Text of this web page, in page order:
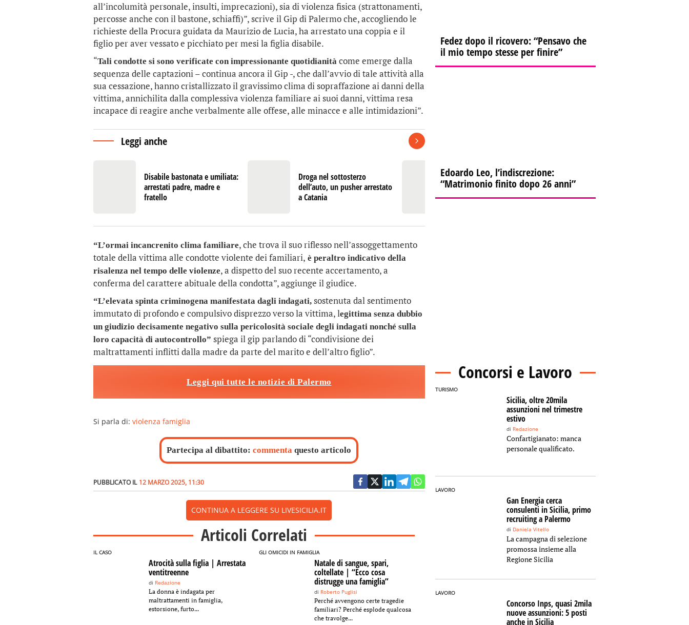
all’incolumità personale, insulti, imprecazioni), sia di violenza fisica (strattonamenti,
percosse anche con il bastone, schiaffi)”, scrive il Gip di Palermo che, accogliendo le
richieste della Procura guidata da Maurizio de Lucia, ha arrestato una coppia e il
figlio per aver vessato e picchiato per mesi la figlia disabile.
“Tali condotte si sono verificate con impressionante quotidianità come emerge dalla
sequenza delle captazioni – continua ancora il Gip -, che dall’avvio di tale attività alla
sua cessazione, hanno cristallizzato il gravissimo clima di sopraffazione ai danni della
vittima, annichilita dalla complessiva violenza familiare ai suoi danni, vittima resa
incapace di reagire anche verbalmente alle offese, alle minacce e alle intimidazioni”.
Leggi anche
Disabile bastonata e umiliata:
arrestati padre, madre e
fratello
Droga nel sottosterzo
dell’auto, un pusher arrestato
a Catania
Palermo, cassonetti dei rifiuti
“L’ormai incancrenito clima familiare, che trova il suo riflesso nell’assoggettamento
totale della vittima alle condotte violente dei familiari, è peraltro indicativo della
risalenza nel tempo delle violenze, a dispetto del suo recente accertamento, a
conferma del carattere abituale della condotta”, aggiunge il giudice.
“L’elevata spinta criminogena manifestata dagli indagati, sostenuta dal sentimento
immutato di profondo e compulsivo disprezzo verso la vittima, legittima senza dubbio
un giudizio decisamente negativo sulla pericolosità sociale degli indagati nonché sulla
loro capacità di autocontrollo” spiega il gip parlando di “condivisione dei
maltrattamenti inflitti dalla madre da parte del marito e dell’altro figlio”.
Leggi qui tutte le notizie di Palermo
Si parla di: violenza famiglia
Partecipa al dibattito:commenta questo articolo
PUBBLICATO IL 12 MARZO 2025, 11:30
CONTINUA A LEGGERE SU LIVESICILIA.IT
Articoli Correlati
IL CASO
Atrocità sulla figlia | Arrestata
ventitreenne
di Redazione
La donna è indagata per
maltrattamenti in famiglia,
estorsione, furto...
GLI OMICIDI IN FAMIGLIA
Natale di sangue, spari,
coltellate | “Ecco cosa
distrugge una famiglia”
di Roberto Puglisi
Perché avvengono certe tragedie
familiari? Perché esplode qualcosa
che travolge...
Fedez dopo il ricovero: “Pensavo che
il mio tempo stesse per finire”
Edoardo Leo, l’indiscrezione:
“Matrimonio finito dopo 26 anni”
Concorsi e Lavoro
TURISMO
Sicilia, oltre 20mila
assunzioni nel trimestre
estivo
di Redazione
Confartigianato: manca
personale qualificato.
LAVORO
Gan Energia cerca
consulenti in Sicilia, primo
recruiting a Palermo
di Daniela Vitello
La campagna di selezione
promossa insieme alla
Regione Sicilia
LAVORO
Concorso Inps, quasi 2mila
nuove assunzioni: 5 posti
anche in Sicilia